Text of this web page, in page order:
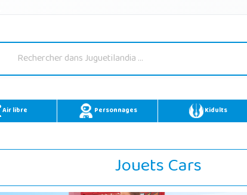
Air libre Personnages Kidults
Jouets Cars